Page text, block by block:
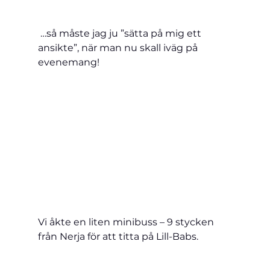
…så måste jag ju ”sätta på mig ett
ansikte”, när man nu skall iväg på
evenemang!
Vi åkte en liten minibuss – 9 stycken
från Nerja för att titta på Lill-Babs.